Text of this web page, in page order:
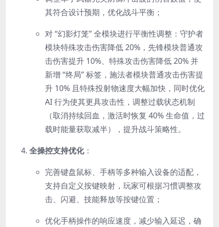
其符合设计预期，优化战斗平衡；
对 “幻影灯笼” 全模块进行平衡性调整：守护者
模块特殊攻击伤害降低 20%，先锋模块普通攻
击伤害提升 10%、特殊攻击伤害降低 20% 并
新增 “终局” 标签，施法者模块普通攻击伤害提
升 10% 且特殊投射物速度大幅加快，同时优化
AI 行为使其更具攻击性，调整过载状态机制
（取消持续回血，激活时恢复 40% 生命值，过
载时能量获取减半），提升战斗策略性。
全操控支持优化：
完善键盘鼠标、手柄等多种输入设备的适配，
支持自定义按键映射，玩家可根据习惯调整攻
击、闪避、技能释放等按键位置；
优化手柄操作的响应速度，减少输入延迟，确